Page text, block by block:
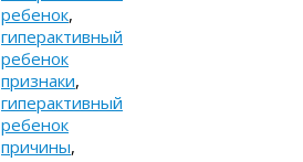
ребенок,
гиперактивный
ребенок
признаки,
гиперактивный
ребенок
причины,